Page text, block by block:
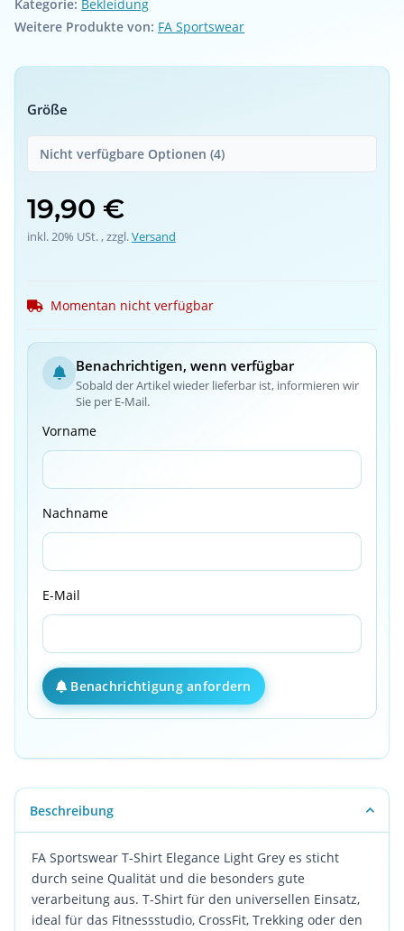
Kategorie: Bekleidung
Weitere Produkte von: FA Sportswear
Größe
Nicht verfügbare Optionen (4)
19,90 €
inkl. 20% USt. , zzgl.Versand
Momentan nicht verfügbar
Benachrichtigen, wenn verfügbar
Sobald der Artikel wieder lieferbar ist, informieren wir
Sie per E-Mail.
Vorname
Nachname
E-Mail
Benachrichtigung anfordern
Beschreibung
FA Sportswear T-Shirt Elegance Light Grey es sticht
durch seine Qualität und die besonders gute
verarbeitung aus. T-Shirt für den universellen Einsatz,
ideal für das Fitnessstudio, CrossFit, Trekking oder den